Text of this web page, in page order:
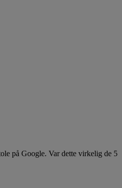
på Google. Var dette virkelig de 5